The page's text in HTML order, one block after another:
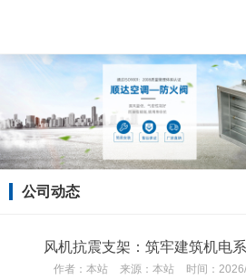
公司动态
风机抗震支架：筑牢建筑机电
作者： 本站 来源： 本站 时间：